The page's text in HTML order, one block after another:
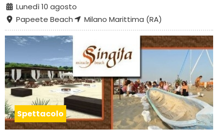
Lunedì 10 agosto
Papeete Beach
Milano Marittima (RA)
Spettacolo